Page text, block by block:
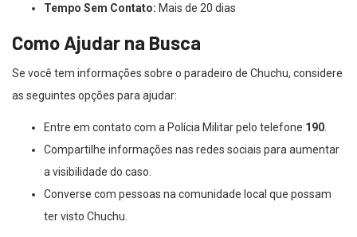
Tempo Sem Contato: Mais de 20 dias
Como Ajudar na Busca
Se você tem informações sobre o paradeiro de Chuchu, considere
as seguintes opções para ajudar:
Entre em contato com a Polícia Militar pelo telefone 190
Compartilhe informações nas redes sociais para aumentar
a visibilidade do caso.
Converse com pessoas na comunidade local que possam
ter visto Chuchu.